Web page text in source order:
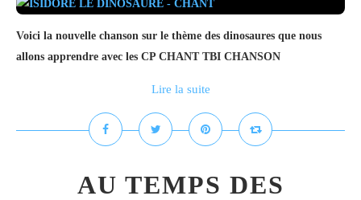
Voici la nouvelle chanson sur le thème des dinosaures que nous
allons apprendre avec les CP CHANT TBI CHANSON
Lire la suite
AU TEMPS DES